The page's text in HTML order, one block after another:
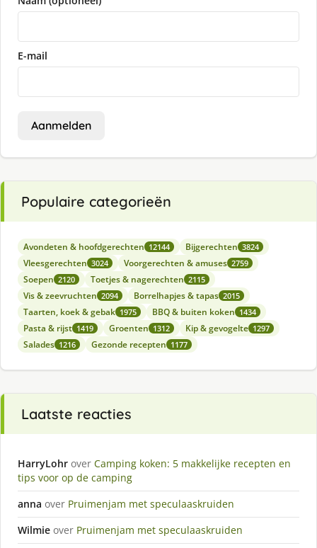
E-mail
Aanmelden
Populaire categorieën
Avondeten & hoofdgerechten 12144 Bijgerechten 3824
Vleesgerechten 3024 Voorgerechten & amuses 2759
Soepen 2120 Toetjes & nagerechten 2115
Vis & zeevruchten 2094 Borrelhapjes & tapas 2015
Taarten, koek & gebak 1975 BBQ & buiten koken 1434
Pasta & rijst 1419 Groenten 1312 Kip & gevogelte 1297
Salades 1216 Gezonde recepten 1177
Laatste reacties
HarryLohr over Camping koken: 5 makkelijke recepten en
tips voor op de camping
anna over Pruimenjam met speculaaskruiden
Wilmie over Pruimenjam met speculaaskruiden